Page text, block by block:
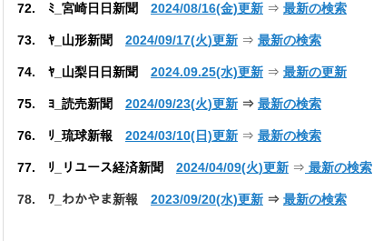
72. ﾐ_宮崎日日新聞 2024/08/16(金)更新 ⇒ 最新の検索
73. ﾔ_山形新聞 2024/09/17(火)更新 ⇒ 最新の検索
74. ﾔ_山梨日日新聞 2024.09.25(水)更新 ⇒ 最新の更新
75. ﾖ_読売新聞 2024/09/23(火)更新 ⇒ 最新の検索
76. ﾘ_琉球新報 2024/03/10(日)更新 ⇒ 最新の検索
77. ﾘ_リユース経済新聞 2024/04/09(火)更新 ⇒ 最新の検索
78. ﾜ_わかやま新報 2023/09/20(水)更新 ⇒ 最新の検索